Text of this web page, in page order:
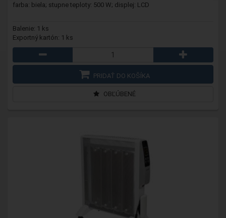
farba: biela; stupne teploty: 500 W; displej: LCD
Balenie: 1 ks
Exportný kartón: 1 ks
PRIDAŤ DO KOŠÍKA
OBĽÚBENÉ